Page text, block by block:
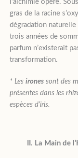
l’alchimie opère.
gras de la racine
dégradation naturelle
trois années de
parfum n’existerait
transformation.
* Les irones sont des
présentes dans les
espèces d’iris.
II. La Main de